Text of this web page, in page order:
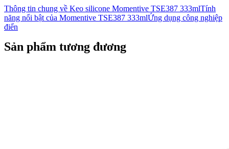
Thông tin chung về Keo silicone Momentive TSE387 333mlTính
năng nổi bật của Momentive TSE387 333mlỨng dụng công nghiệp
điển
Sản phẩm tương đương